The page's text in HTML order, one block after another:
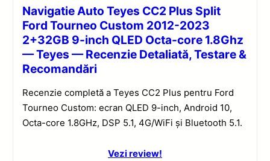
Navigatie Auto Teyes CC2 Plus Split
Ford Tourneo Custom 2012-2023
2+32GB 9-inch QLED Octa-core 1.8Ghz
— Teyes — Recenzie Detaliată, Testare &
Recomandări
Recenzie completă a Teyes CC2 Plus pentru Ford
Tourneo Custom: ecran QLED 9-inch, Android 10,
Octa-core 1.8GHz, DSP 5.1, 4G/WiFi și Bluetooth 5.1.
Vezi review!